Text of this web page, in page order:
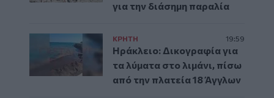
για την διάσημη παραλία
ΚΡΗΤΗ 19:59
Ηράκλειο: Δικογραφία για
τα λύματα στο λιμάνι, πίσω
από την πλατεία 18 Άγγλων